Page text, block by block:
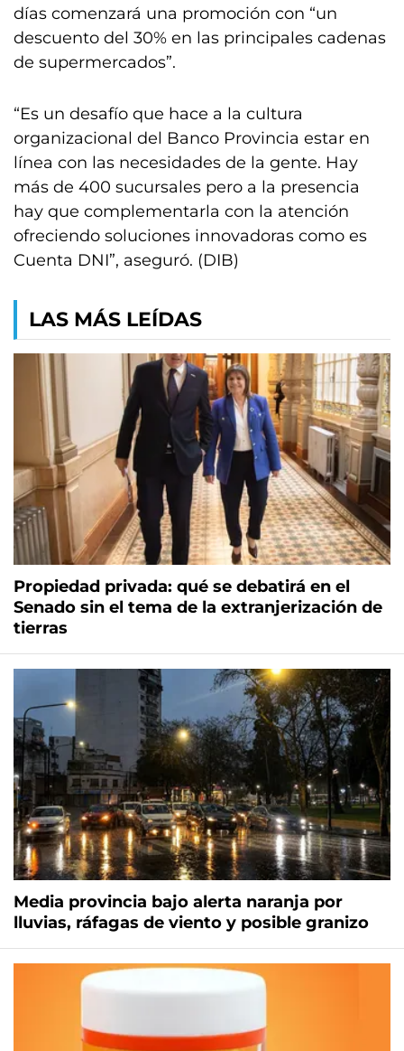
días comenzará una promoción con “un
descuento del 30% en las principales cadenas
de supermercados”.
“Es un desafío que hace a la cultura
organizacional del Banco Provincia estar en
línea con las necesidades de la gente. Hay
más de 400 sucursales pero a la presencia
hay que complementarla con la atención
ofreciendo soluciones innovadoras como es
Cuenta DNI”, aseguró. (DIB)
LAS MÁS LEÍDAS
Propiedad privada: qué se debatirá en el
Senado sin el tema de la extranjerización de
tierras
Media provincia bajo alerta naranja por
lluvias, ráfagas de viento y posible granizo